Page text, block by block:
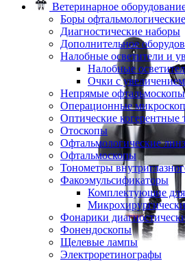
Ветеринарное
Боры офтальмологические
Диагностические наборы
Дополнительное
Налобные осветители и
Налобные
Очки с увеличением
Непрямые офтальмоскопы
Операционные
Оптические когерентные
Отоскопы
Офтальмологические
Офтальмоскопы
Тонометры
Факоэмульсификаторы
Комплектующие
Фонарики
Фонендоскопы
Щелевые лампы
Электроретинографы